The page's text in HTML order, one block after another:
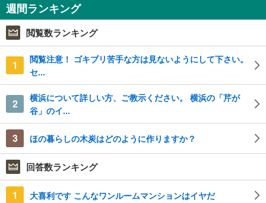
週間ランキング
閲覧数ランキング
1
閲覧注意！ ゴキブリ苦手な方は見ないようにして下さい。
セ...
2
横浜について詳しい方、ご教示ください。 横浜の「芹が
谷」のイ...
3 ほの暮らしの木炭はどのように作りますか？
回答数ランキング
1 大喜利です こんなワンルームマンションはイヤだ